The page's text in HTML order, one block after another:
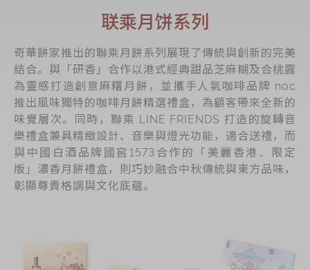
联乘月饼系列
奇華餅家推出的聯乘月餅系列展現了傳統與創新的完美
結合。與「研香」合作以港式經典甜品芝麻糊及合桃露
為靈感打造創意麻糬月餅，並攜手人氣咖啡品牌 noc
推出風味獨特的咖啡月餅精選禮盒，為顧客帶來全新的
味覺層次。同時，聯乘 LINE FRIENDS 打造的旋轉音
樂禮盒兼具精緻設計、音樂與燈光功能，適合送禮，而
與中國白酒品牌國窖1573合作的「美麗香港．限定
版」濃香月餅禮盒，則巧妙融合中秋傳統與東方品味，
彰顯尊貴格調與文化底蘊。